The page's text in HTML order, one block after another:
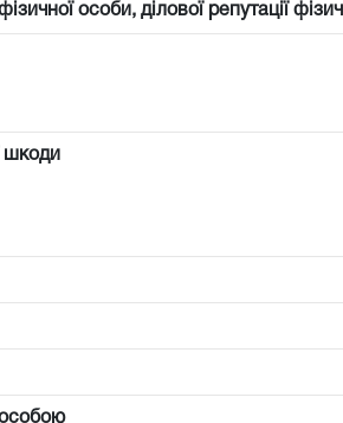
особи, ділової репутації
шкоди